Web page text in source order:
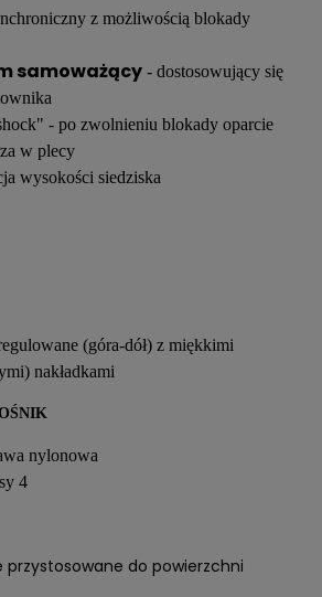
z możliwością blokady
samoważący - dostosowujący się
- po zwolnieniu blokady oparcie
w plecy
wysokości siedziska
(góra-dół) z miękkimi
nakładkami
nylonowa
4
przystosowane do powierzchni